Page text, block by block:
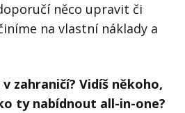
něco upravit či
na vlastní náklady a
zahraničí? Vidíš někoho,
ty nabídnout all-in-one?